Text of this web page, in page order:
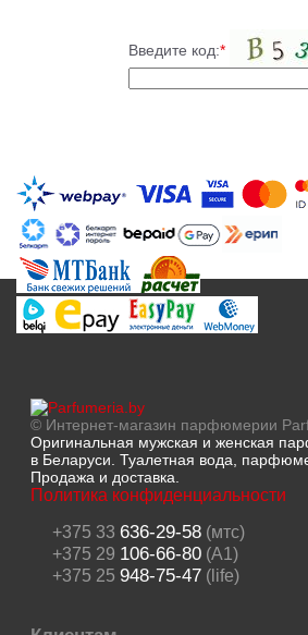
Введите код:*
© Интернет-магазин парфюмерии
Оригинальная мужская и женская
в Беларуси. Туалетная вода,
Продажа и доставка.
Политика конфиденциальности
+375 33 636-29-58(мтс)
+375 29 106-66-80(A1)
+375 25 948-75-47(life)